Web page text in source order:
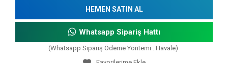
HEMEN SATIN AL
Whatsapp Sipariş Hattı
(Whatsapp Sipariş Ödeme Yöntemi : Havale)